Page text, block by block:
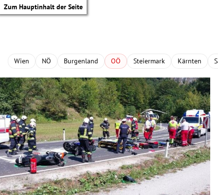
Zum Hauptinhalt der Seite
Wien NÖ Burgenland OÖ Steiermark Kärnten